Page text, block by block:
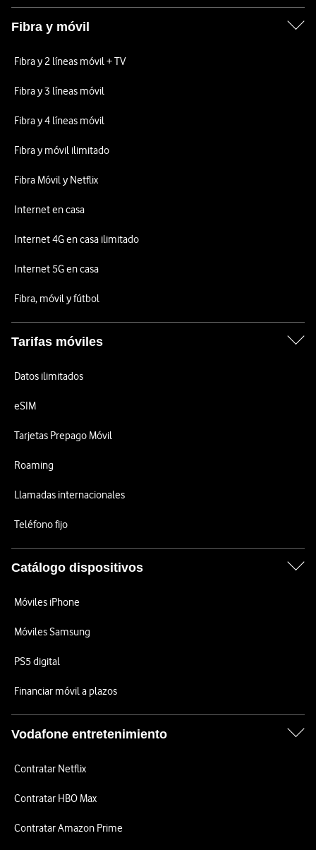
Fibra y móvil
Fibra y 2 líneas móvil + TV
Fibra y 3 líneas móvil
Fibra y 4 líneas móvil
Fibra y móvil ilimitado
Fibra Móvil y Netflix
Internet en casa
Internet 4G en casa ilimitado
Internet 5G en casa
Fibra, móvil y fútbol
Tarifas móviles
Datos ilimitados
eSIM
Tarjetas Prepago Móvil
Roaming
Llamadas internacionales
Teléfono fijo
Catálogo dispositivos
Móviles iPhone
Móviles Samsung
PS5 digital
Financiar móvil a plazos
Vodafone entretenimiento
Contratar Netflix
Contratar HBO Max
Contratar Amazon Prime